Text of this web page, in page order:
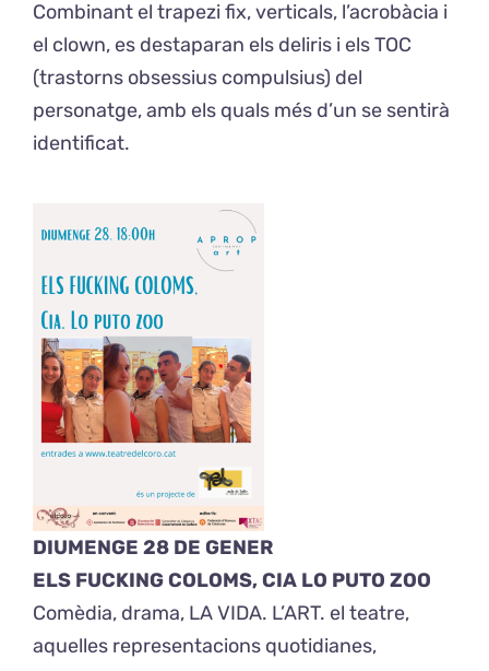
Combinant el trapezi fix, verticals, l’acrobàcia i
el clown, es destaparan els deliris i els TOC
(trastorns obsessius compulsius) del
personatge, amb els quals més d’un se sentirà
identificat.
DIUMENGE 28 DE GENER
ELS FUCKING COLOMS, CIA LO PUTO ZOO
Comèdia, drama, LA VIDA. L’ART. el teatre,
aquelles representacions quotidianes,